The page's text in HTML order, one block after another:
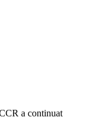
a continuat